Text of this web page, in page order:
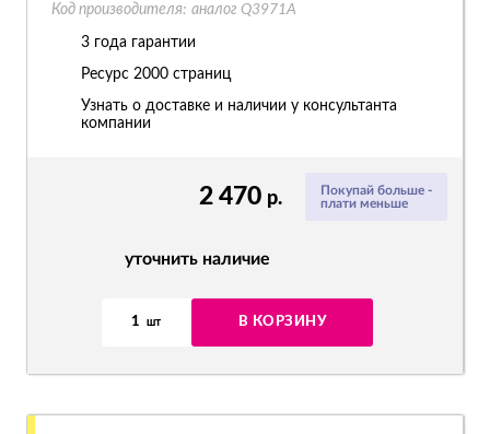
Покупай больше -
плати меньше
2 470 р.
уточнить наличие
1 шт В КОРЗИНУ
Код производителя: аналог Q3971A
3 года гарантии
Ресурс 2000 страниц
Узнать о доставке и наличии у консультанта
компании